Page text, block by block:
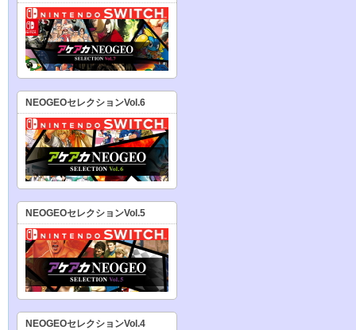
NEOGEOセレクションVol.6
NEOGEOセレクションVol.5
NEOGEOセレクションVol.4